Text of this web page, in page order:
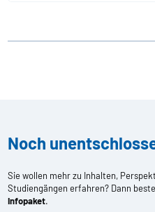
Noch
Sie wollen mehr zu Inhalten,
Studiengängen erfahren? Dann
Infopaket.